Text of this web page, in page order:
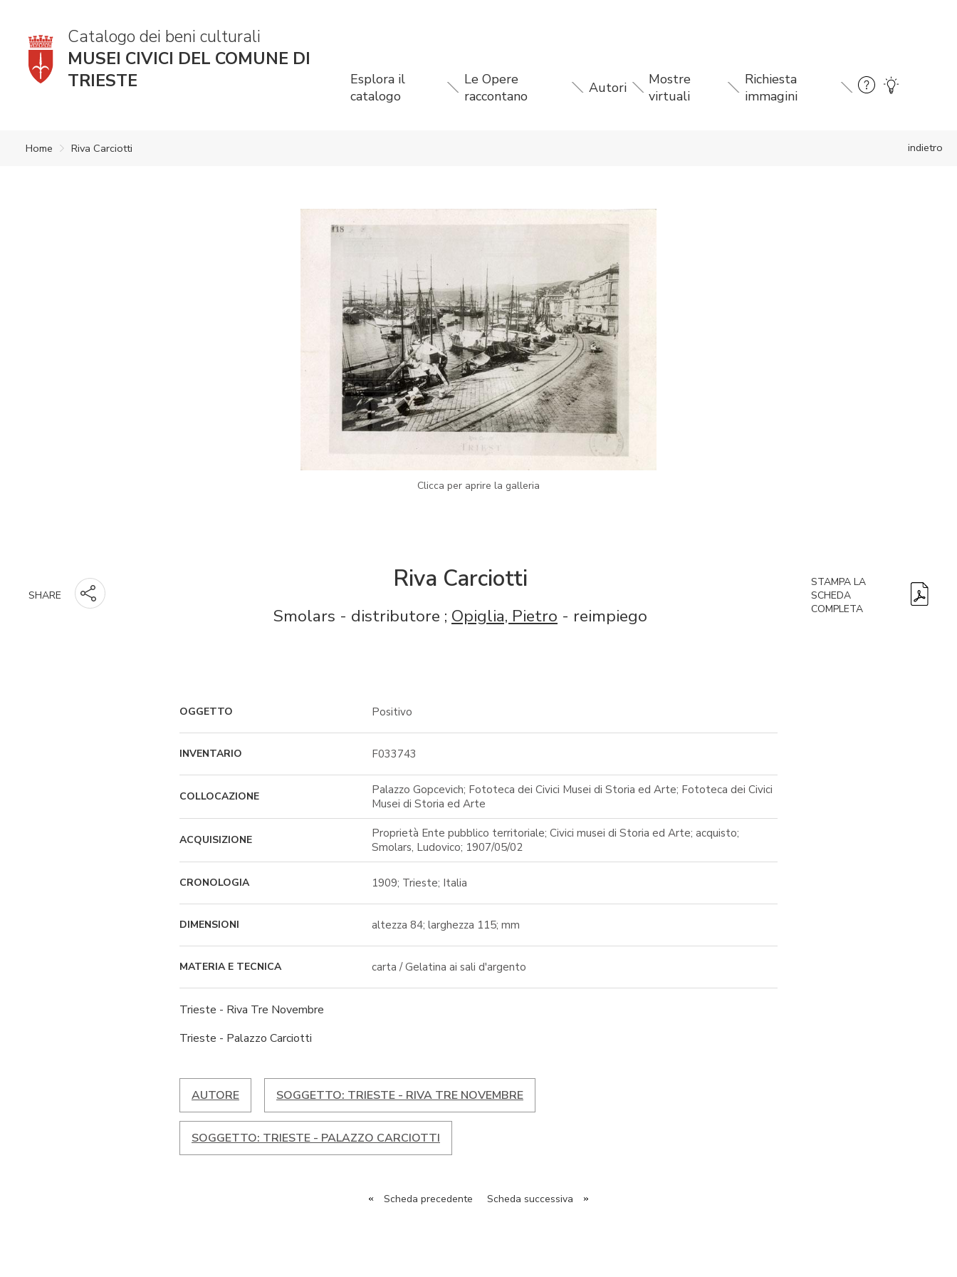
Catalogo dei beni culturali
MUSEI CIVICI DEL COMUNE DI
TRIESTE
Esplora il
catalogo
Le Opere
raccontano
Autori
Mostre
virtuali
Richiesta
immagini
indietro
Home Riva Carciotti
Clicca per aprire la galleria
SHARE
Riva Carciotti
Smolars - distributore ; Opiglia, Pietro - reimpiego
STAMPA LA
SCHEDA
COMPLETA
OGGETTO Positivo
INVENTARIO F033743
COLLOCAZIONE
Palazzo Gopcevich; Fototeca dei Civici Musei di Storia ed Arte; Fototeca dei Civici
Musei di Storia ed Arte
ACQUISIZIONE
Proprietà Ente pubblico territoriale; Civici musei di Storia ed Arte; acquisto;
Smolars, Ludovico; 1907/05/02
CRONOLOGIA 1909; Trieste; Italia
DIMENSIONI altezza 84; larghezza 115; mm
MATERIA E TECNICA carta / Gelatina ai sali d'argento
Trieste - Riva Tre Novembre
Trieste - Palazzo Carciotti
AUTORE SOGGETTO: TRIESTE - RIVA TRE NOVEMBRE
SOGGETTO: TRIESTE - PALAZZO CARCIOTTI
« Scheda precedente Scheda successiva »